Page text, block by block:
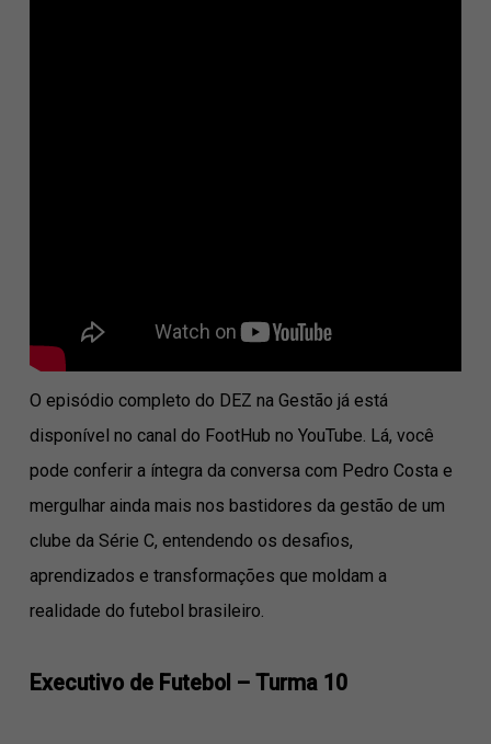
O episódio completo do DEZ na Gestão já está
disponível no canal do FootHub no YouTube. Lá, você
pode conferir a íntegra da conversa com Pedro Costa e
mergulhar ainda mais nos bastidores da gestão de um
clube da Série C, entendendo os desafios,
aprendizados e transformações que moldam a
realidade do futebol brasileiro.
Executivo de Futebol – Turma 10